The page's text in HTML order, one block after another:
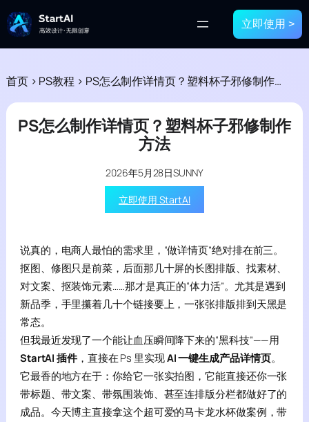
立即使用 >
首页 > PS教程 > PS怎么制作详情页？塑料杯子邪修制作方法
PS怎么制作详情页？塑料杯子邪修制作
方法
2026年5月28日SUNNY
立即使用 StartAI
说真的，电商人最怕的需求里，“做详情页”绝对排在前三。
抠图、修图只是前菜，后面那几十屏的长图排版、找素材、
对文案、抠装饰元素……那才是真正的“体力活”。尤其是遇到
新品季，手里攥着几十个链接要上，一张张排版排到天黑是
常态。
但我最近发现了一个能让血压瞬间降下来的“黑科技”——用
StartAI 插件，直接在 Ps 里实现AI 一键生成产品详情页。
它最香的地方在于：你给它一张实拍图，它能直接还你一张
带标题、带文案、带氛围装饰、甚至连排版分栏都做好了的
成品。今天博主直接拿这个超可爱的马卡龙水杯做案例，带